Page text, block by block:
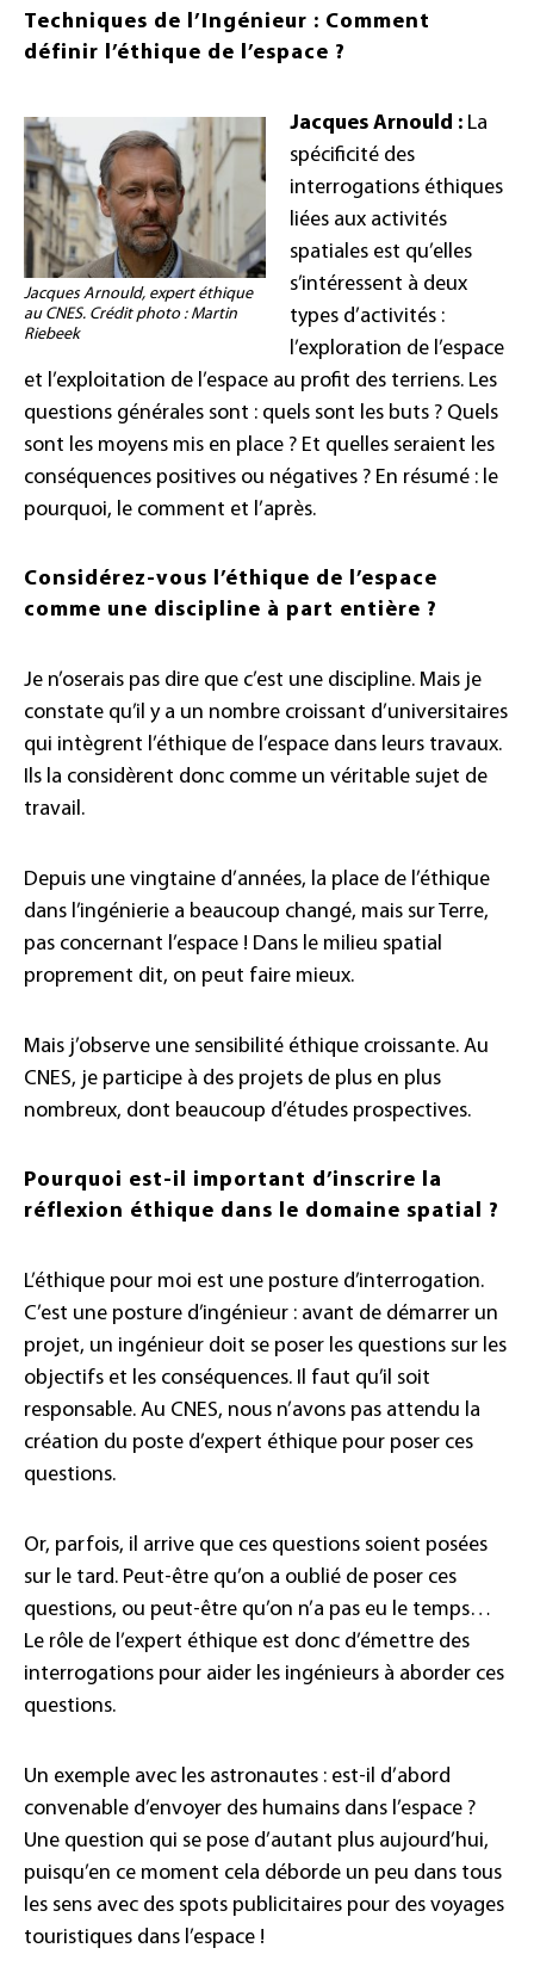
Techniques de l’Ingénieur : Comment
définir l’éthique de l’espace ?
Jacques Arnould, expert éthique
au CNES. Crédit photo : Martin
Riebeek
Jacques Arnould : La
spécificité des
interrogations éthiques
liées aux activités
spatiales est qu’elles
s’intéressent à deux
types d’activités :
l’exploration de l’espace
et l’exploitation de l’espace au profit des terriens. Les
questions générales sont : quels sont les buts ? Quels
sont les moyens mis en place ? Et quelles seraient les
conséquences positives ou négatives ? En résumé : le
pourquoi, le comment et l’après.
Considérez-vous l’éthique de l’espace
comme une discipline à part entière ?
Je n’oserais pas dire que c’est une discipline. Mais je
constate qu’il y a un nombre croissant d’universitaires
qui intègrent l’éthique de l’espace dans leurs travaux.
Ils la considèrent donc comme un véritable sujet de
travail.
Depuis une vingtaine d’années, la place de l’éthique
dans l’ingénierie a beaucoup changé, mais sur Terre,
pas concernant l’espace ! Dans le milieu spatial
proprement dit, on peut faire mieux.
Mais j’observe une sensibilité éthique croissante. Au
CNES, je participe à des projets de plus en plus
nombreux, dont beaucoup d’études prospectives.
Pourquoi est-il important d’inscrire la
réflexion éthique dans le domaine spatial ?
L’éthique pour moi est une posture d’interrogation.
C’est une posture d’ingénieur : avant de démarrer un
projet, un ingénieur doit se poser les questions sur les
objectifs et les conséquences. Il faut qu’il soit
responsable. Au CNES, nous n’avons pas attendu la
création du poste d’expert éthique pour poser ces
questions.
Or, parfois, il arrive que ces questions soient posées
sur le tard. Peut-être qu’on a oublié de poser ces
questions, ou peut-être qu’on n’a pas eu le temps…
Le rôle de l’expert éthique est donc d’émettre des
interrogations pour aider les ingénieurs à aborder ces
questions.
Un exemple avec les astronautes : est-il d’abord
convenable d’envoyer des humains dans l’espace ?
Une question qui se pose d’autant plus aujourd’hui,
puisqu’en ce moment cela déborde un peu dans tous
les sens avec des spots publicitaires pour des voyages
touristiques dans l’espace !